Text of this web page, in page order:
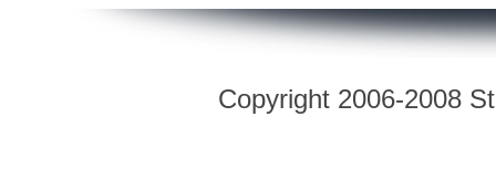
Copyright 2006-2008